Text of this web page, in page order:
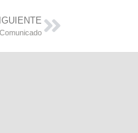
Comunicado